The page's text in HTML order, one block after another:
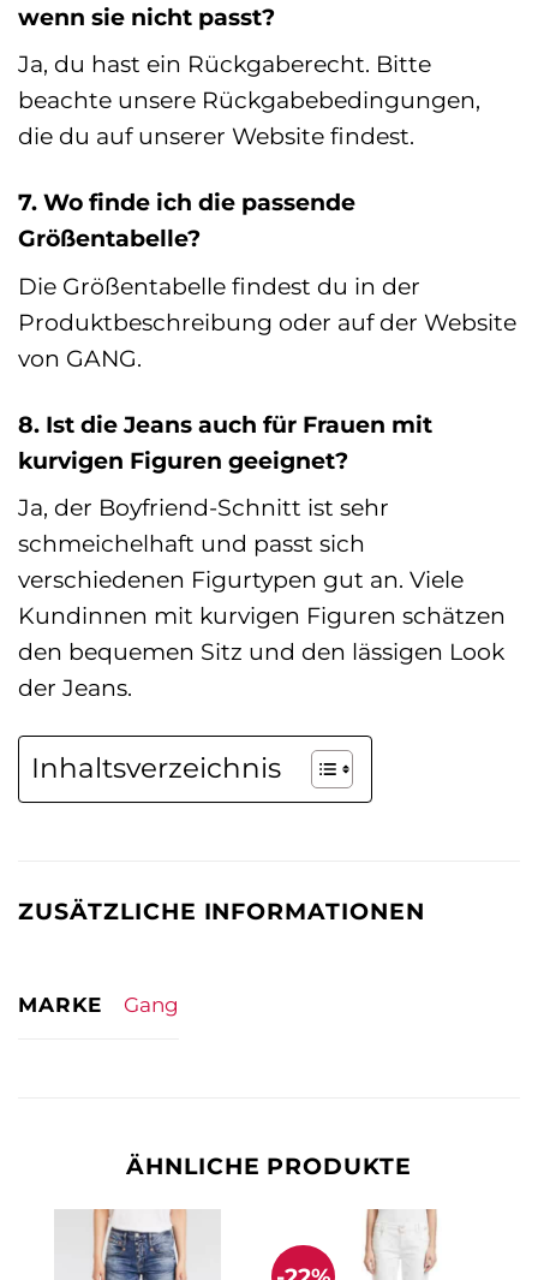
wenn sie nicht passt?
Ja, du hast ein Rückgaberecht. Bitte
beachte unsere Rückgabebedingungen,
die du auf unserer Website findest.
7. Wo finde ich die passende
Größentabelle?
Die Größentabelle findest du in der
Produktbeschreibung oder auf der Website
von GANG.
8. Ist die Jeans auch für Frauen mit
kurvigen Figuren geeignet?
Ja, der Boyfriend-Schnitt ist sehr
schmeichelhaft und passt sich
verschiedenen Figurtypen gut an. Viele
Kundinnen mit kurvigen Figuren schätzen
den bequemen Sitz und den lässigen Look
der Jeans.
Inhaltsverzeichnis
ZUSÄTZLICHE INFORMATIONEN
MARKE Gang
ÄHNLICHE PRODUKTE